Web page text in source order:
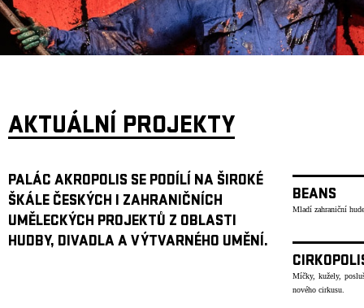
AKTUÁLNÍ PROJEKTY
PALÁC AKROPOLIS SE PODÍLÍ NA ŠIROKÉ
ŠKÁLE ČESKÝCH I ZAHRANIČNÍCH
UMĚLECKÝCH PROJEKTŮ Z OBLASTI
HUDBY, DIVADLA A VÝTVARNÉHO UMĚNÍ.
BEANS
Mladí zahraniční
Míčky, kužely,
nového cirkusu.